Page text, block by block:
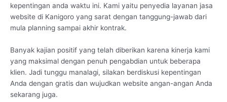
kepentingan anda waktu ini. Kami yaitu penyedia layanan jasa
website di Kanigoro yang sarat dengan tanggung-jawab dari
mula planning sampai akhir kontrak.
Banyak kajian positif yang telah diberikan karena kinerja kami
yang maksimal dengan penuh pengabdian untuk beberapa
klien. Jadi tunggu manalagi, silakan berdiskusi kepentingan
Anda dengan gratis dan wujudkan website angan-angan Anda
sekarang juga.